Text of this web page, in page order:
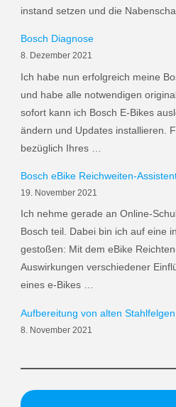
instand setzen und die
Bosch Diagnose
8. Dezember 2021
Ich habe nun erfolgreich meine
und habe alle notwendigen
sofort kann ich Bosch E-Bikes
ändern und Updates installieren.
bezüglich Ihres …
Bosch eBike Reichweiten-
19. November 2021
Ich nehme gerade an Online-
Bosch teil. Dabei bin ich auf eine
gestoßen: Mit dem eBike
Auswirkungen verschiedener
eines e-Bikes …
Aufbereitung von alten Stahlfelgen
8. November 2021